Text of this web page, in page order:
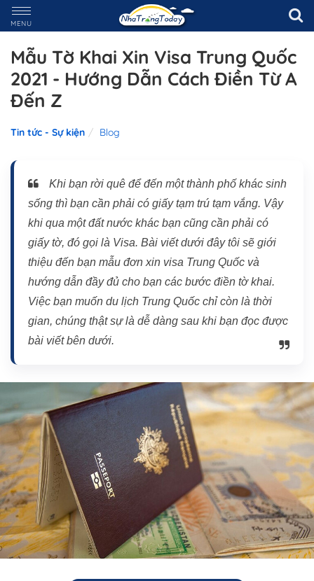
MENU
Mẫu Tờ Khai Xin Visa Trung Quốc
2021 - Hướng Dẫn Cách Điền Từ A
Đến Z
Tin tức - Sự kiện Blog
Khi bạn rời quê để đến một thành phố khác sinh
sống thì bạn cần phải có giấy tạm trú tạm vắng. Vậy
khi qua một đất nước khác bạn cũng cần phải có
giấy tờ, đó gọi là Visa. Bài viết dưới đây tôi sẽ giới
thiệu đến bạn mẫu đơn xin visa Trung Quốc và
hướng dẫn đầy đủ cho bạn các bước điền tờ khai.
Việc bạn muốn du lịch Trung Quốc chỉ còn là thời
gian, chúng thật sự là dễ dàng sau khi bạn đọc được
bài viết bên dưới.